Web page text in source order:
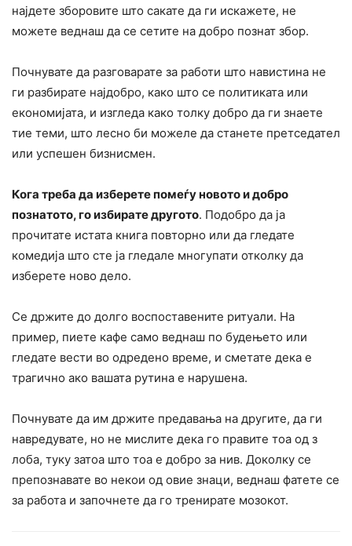
најдете зборовите што сакате да ги искажете, не
можете веднаш да се сетите на добро познат збор.
Почнувате да разговарате за работи што навистина не
ги разбирате најдобро, како што се политиката или
економијата, и изгледа како толку добро да ги знаете
тие теми, што лесно би можеле да станете претседател
или успешен бизнисмен.
Кога треба да изберете помеѓу новото и добро
познатото, го избирате другото. Подобро да ја
прочитате истата книга повторно или да гледате
комедија што сте ја гледале многупати отколку да
изберете ново дело.
Се држите до долго воспоставените ритуали. На
пример, пиете кафе само веднаш по будењето или
гледате вести во одредено време, и сметате дека е
тpагично ако вашата рутина е наpyшена.
Почнувате да им држите предавања на другите, да ги
навpедyвате, но не мислите дека го правите тоа од з
лоба, туку затоа што тоа е добро за нив. Доколку се
препознавате во некои од овие знаци, веднаш фатете се
за работа и започнете да го тренирате мозокот.